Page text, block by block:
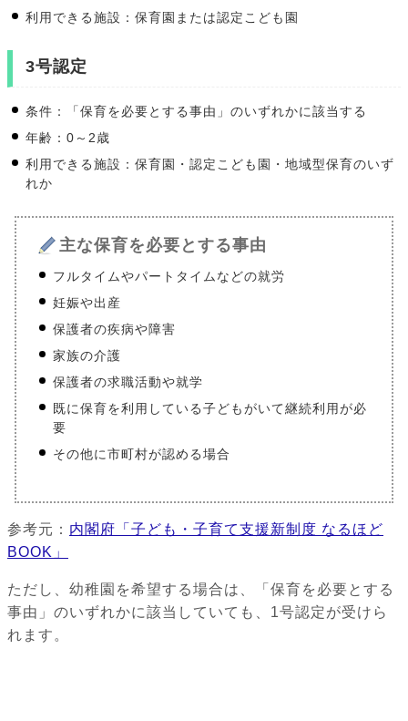
利用できる施設：保育園または認定こども園
3号認定
条件：「保育を必要とする事由」のいずれかに該当する
年齢：0～2歳
利用できる施設：保育園・認定こども園・地域型保育のいず
れか
主な保育を必要とする事由
フルタイムやパートタイムなどの就労
妊娠や出産
保護者の疾病や障害
家族の介護
保護者の求職活動や就学
既に保育を利用している子どもがいて継続利用が必
要
その他に市町村が認める場合
参考元： 内閣府「子ども・子育て支援新制度 なるほど
BOOK」
ただし、幼稚園を希望する場合は、「保育を必要とする
事由」のいずれかに該当していても、1号認定が受けら
れます。